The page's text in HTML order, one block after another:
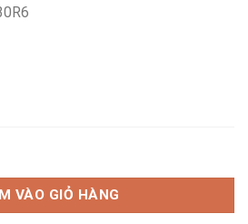
130R6 30W có đèn số lượng
VÀO GIỎ HÀNG